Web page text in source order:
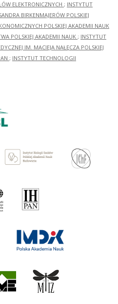
ELEKTRONICZNYCH ; INSTYTUT
BIRKENMAJERÓW POLSKIEJ
POLSKIEJ AKADEMII NAUK
POLSKIEJ AKADEMII NAUK ; INSTYTUT
IM. MACIEJA NAŁĘCZA POLSKIEJ
; INSTYTUT TECHNOLOGII